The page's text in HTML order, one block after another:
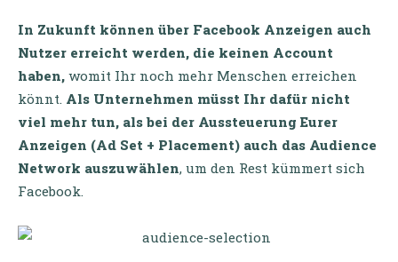
In Zukunft können über Facebook Anzeigen auch
Nutzer erreicht werden, die keinen Account
haben, womit Ihr noch mehr Menschen erreichen
könnt. Als Unternehmen müsst Ihr dafür nicht
viel mehr tun, als bei der Aussteuerung Eurer
Anzeigen (Ad Set + Placement) auch das Audience
Network auszuwählen, um den Rest kümmert sich
Facebook.